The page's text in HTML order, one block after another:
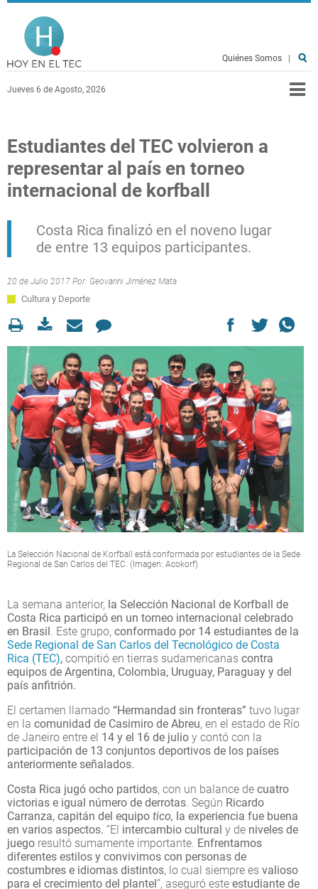
Pasar al contenido principal
Jueves 6 de Agosto, 2026
Quiénes Somos
Estudiantes del TEC volvieron a
representar al país en torneo
internacional de korfball
Costa Rica finalizó en el noveno lugar
de entre 13 equipos participantes.
20 de Julio 2017 Por: Geovanni Jiménez Mata
Cultura y Deporte
La Selección Nacional de Korfball está conformada por estudiantes de la Sede
Regional de San Carlos del TEC. (Imagen: Acokorf)
La semana anterior, la Selección Nacional de Korfball de
Costa Rica participó en un torneo internacional celebrado
en Brasil. Este grupo, conformado por 14 estudiantes de la
Sede Regional de San Carlos del Tecnológico de Costa
Rica (TEC), compitió en tierras sudamericanas contra
equipos de Argentina, Colombia, Uruguay, Paraguay y del
país anfitrión.
El certamen llamado “Hermandad sin fronteras” tuvo lugar
en la comunidad de Casimiro de Abreu, en el estado de Río
de Janeiro entre el 14 y el 16 de julio y contó con la
participación de 13 conjuntos deportivos de los países
anteriormente señalados.
Costa Rica jugó ocho partidos, con un balance de cuatro
victorias e igual número de derrotas. Según Ricardo
Carranza, capitán del equipo tico, la experiencia fue buena
en varios aspectos. “El intercambio cultural y de niveles de
juego resultó sumamente importante. Enfrentamos
diferentes estilos y convivimos con personas de
costumbres e idiomas distintos, lo cual siempre es valioso
para el crecimiento del plantel”, aseguró este estudiante de